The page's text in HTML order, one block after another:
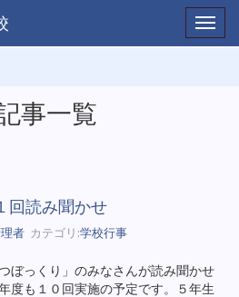
事一覧
回読み聞かせ
者 カテゴリ:学校行事
ぼっくり」のみなさんが読み聞かせ
度も１０回実施の予定です。５年生